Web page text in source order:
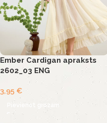
Ember Cardigan apraksts
2602_03 ENG
3,95 €
Pievienot grozam